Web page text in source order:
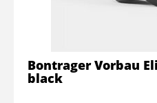
Bontrager Vorbau
black